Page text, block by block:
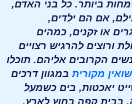
ביותר. כל בני האדם,
אם הם ילדים,
או זקנים, כמהים
ורוצים להרגיש רצויים
הקרובים אליהם. תוכלו
מקוריתבמגוון דרכים
יאכטות, בים כשמעל
בבית קפה בחוץ לארץ,